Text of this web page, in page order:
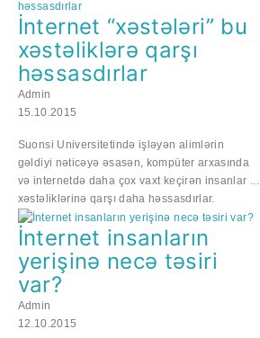
İnternet “xəstələri” bu
xəstəliklərə qarşı
həssasdırlar
Admin
15.10.2015
Suonsi Universitetində işləyən alimlərin
gəldiyi nəticəyə əsasən, kompüter arxasında
və internetdə daha çox vaxt keçirən insanlar ...
xəstəliklərinə qarşı daha həssasdırlar.
İnternet insanların
yerişinə necə təsiri
var?
Admin
12.10.2015